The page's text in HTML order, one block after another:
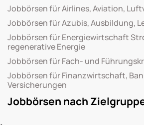
Jobbörsen für Airlines, Aviation,
Jobbörsen für Azubis, Ausbildung,
Jobbörsen für Energiewirtschaft
regenerative Energie
Jobbörsen für Fach- und
Jobbörsen für Finanzwirtschaft,
Versicherungen
Jobbörsen nach